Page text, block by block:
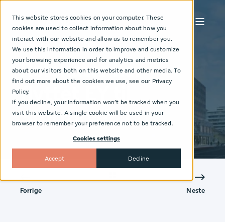
This website stores cookies on your computer. These
cookies are used to collect information about how you
interact with our website and allow us to remember you.
We use this information in order to improve and customize
your browsing experience and for analytics and metrics
about our visitors both on this website and other media. To
find out more about the cookies we use, see our Privacy
Policy.
If you decline, your information won’t be tracked when you
visit this website. A single cookie will be used in your
browser to remember your preference not to be tracked.
Cookies settings
Accept Decline
Relokator
Relokator har
flyttet EY til
Stortorvet 7
Forrige Neste